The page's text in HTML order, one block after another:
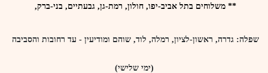
** משלוחים בתל אביב-יפו, חולון, רמת-גן, גבעתיים, בני-ברק,
שפלה: גדרה, ראשון-לציון, רמלה, לוד, שוהם ומודיעין - עד רחובות והסביבה
(ימי שלישי)